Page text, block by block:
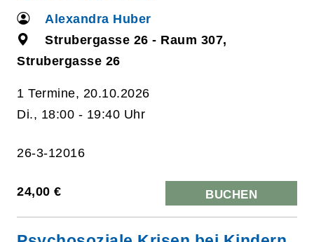
Alexandra Huber
Strubergasse 26 - Raum 307,
Strubergasse 26
1 Termine, 20.10.2026
Di., 18:00 - 19:40 Uhr
26-3-12016
24,00 € BUCHEN